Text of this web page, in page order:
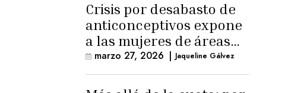
Crisis por desabasto de
anticonceptivos expone
a las mujeres de áreas
rurales
marzo 27, 2026 | Jaqueline Gálvez